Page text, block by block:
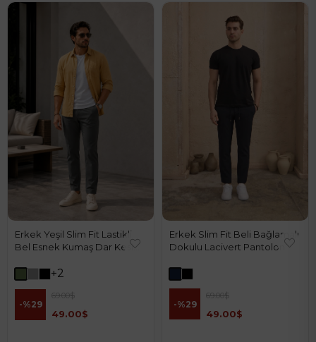
Erkek Yeşil Slim Fit Lastikli
Bel Esnek Kumaş Dar Kesim
+2
%29
49.00$
69.00$
Erkek Slim Fit Beli Bağlamalı
Dokulu Lacivert Pantolon
%29
49.00$
69.00$